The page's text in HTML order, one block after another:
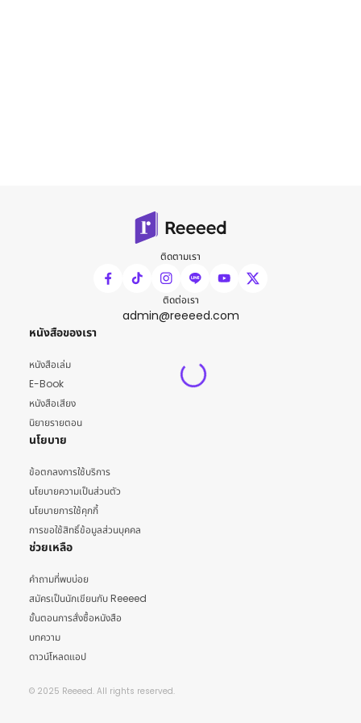
ติดตามเรา
ติดต่อเรา
admin@reeeed.com
หนังสือของเรา
หนังสือเล่ม
E-Book
หนังสือเสียง
นิยายรายตอน
นโยบาย
ข้อตกลงการใช้บริการ
นโยบายความเป็นส่วนตัว
นโยบายการใช้คุกกี้
การขอใช้สิทธิ์ข้อมูลส่วนบุคคล
ช่วยเหลือ
คำถามที่พบบ่อย
สมัครเป็นนักเขียนกับ Reeeed
ขั้นตอนการสั่งซื้อหนังสือ
บทความ
ดาวน์โหลดแอป
© 2025 Reeeed. All rights reserved.